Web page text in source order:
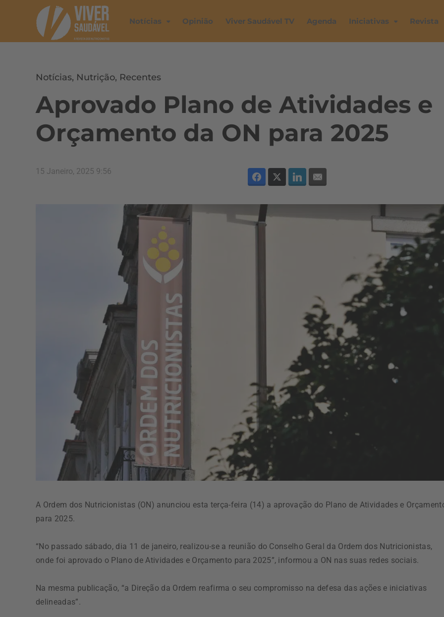
Notícias Opinião Viver Saudável TV Agenda Iniciativas Revista
Notícias, Nutrição, Recentes
Aprovado Plano de Atividades e
Orçamento da ON para 2025
15 Janeiro, 2025 9:56
A Ordem dos Nutricionistas (ON) anunciou esta terça-feira (14) a aprovação do Plano de Atividades e
para 2025.
“No passado sábado, dia 11 de janeiro, realizou-se a reunião do Conselho Geral da Ordem dos Nutricionistas,
onde foi aprovado o Plano de Atividades e Orçamento para 2025”, informou a ON nas suas redes sociais.
Na mesma publicação, “a Direção da Ordem reafirma o seu compromisso na defesa das ações e iniciativas
delineadas”.